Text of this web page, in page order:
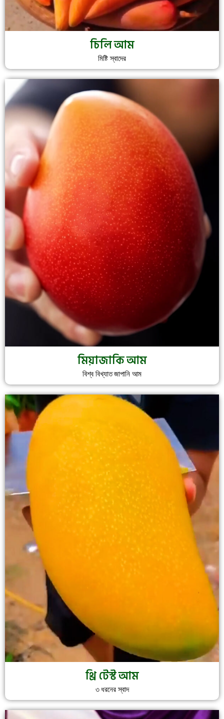
চিলি আম
মিষ্টি স্বাদের
মিয়াজাকি আম
বিশ্ব বিখ্যাত জাপানি আম
থ্রি টেস্ট আম
৩ ধরনের স্বাদ